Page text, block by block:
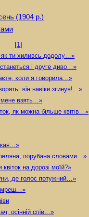
(1904 р.)
[1]
ти хиливсь додолу…»
і друге диво…»
коли я говорила…»
він навіки згинув!…»
мене взять…»
як можна більше квітів…»
порубана словами…»
квіток на дорозі моїй?»
де голос потужний…»
осінній спів…»